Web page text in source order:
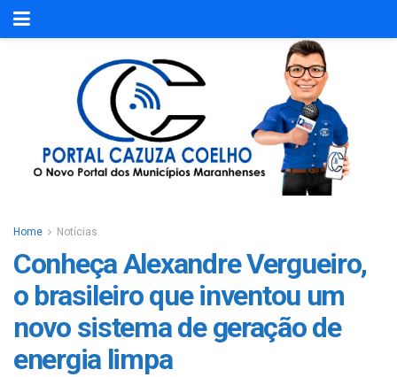
Home Notícias
Conheça Alexandre Vergueiro,
o brasileiro que inventou um
novo sistema de geração de
energia limpa